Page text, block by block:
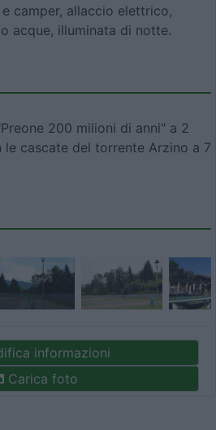
camper, allaccio elettrico,
acque, illuminata di notte.
200 milioni di anni" a 2
le cascate del torrente Arzino a 7
informazioni
Carica foto